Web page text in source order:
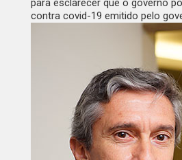
para esclarecer que o governo
contra covid-19 emitido pelo